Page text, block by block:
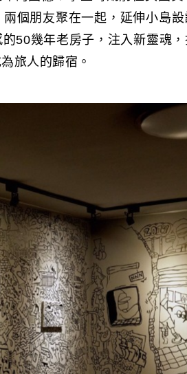
個朋友聚在一起，延伸小島
50幾年老房子，注入新靈魂
旅人的歸宿。